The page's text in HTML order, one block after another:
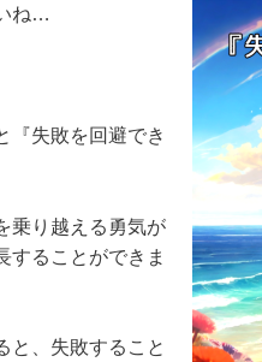
ね…
『失敗を回避でき
乗り越える勇気が
することができま
と、失敗すること